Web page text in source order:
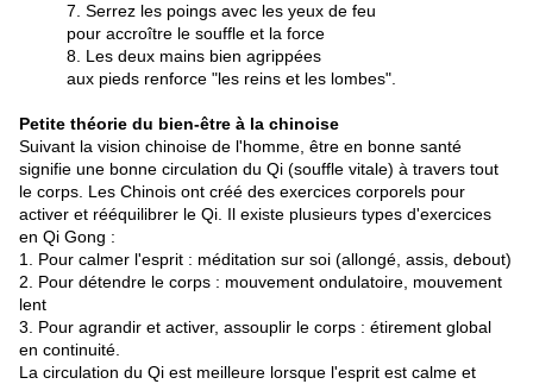
7. Serrez les poings avec les yeux de feu
pour accroître le souffle et la force
8. Les deux mains bien agrippées
aux pieds renforce "les reins et les lombes".
Petite théorie du bien-être à la chinoise
Suivant la vision chinoise de l'homme, être en bonne santé
signifie une bonne circulation du Qi (souffle vitale) à travers tout
le corps. Les Chinois ont créé des exercices corporels pour
activer et rééquilibrer le Qi. Il existe plusieurs types d'exercices
en Qi Gong :
1. Pour calmer l'esprit : méditation sur soi (allongé, assis, debout)
2. Pour détendre le corps : mouvement ondulatoire, mouvement
lent
3. Pour agrandir et activer, assouplir le corps : étirement global
en continuité.
La circulation du Qi est meilleure lorsque l'esprit est calme et